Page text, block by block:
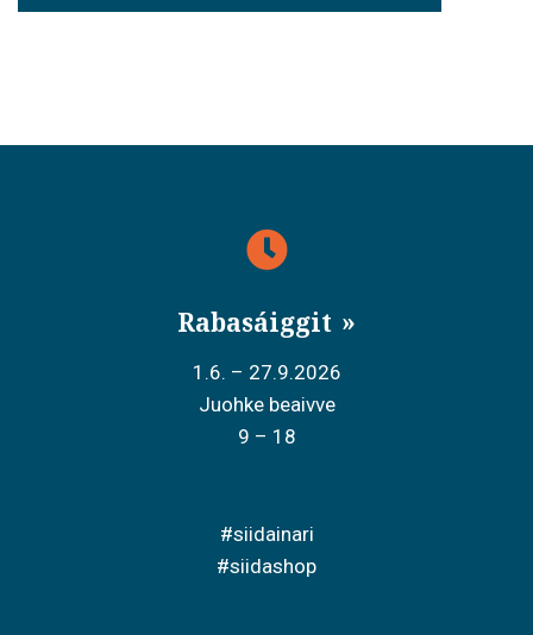
Rabasáiggit
1.6. – 27.9.2026
Juohke beaivve
9 – 18
#siidainari
#siidashop